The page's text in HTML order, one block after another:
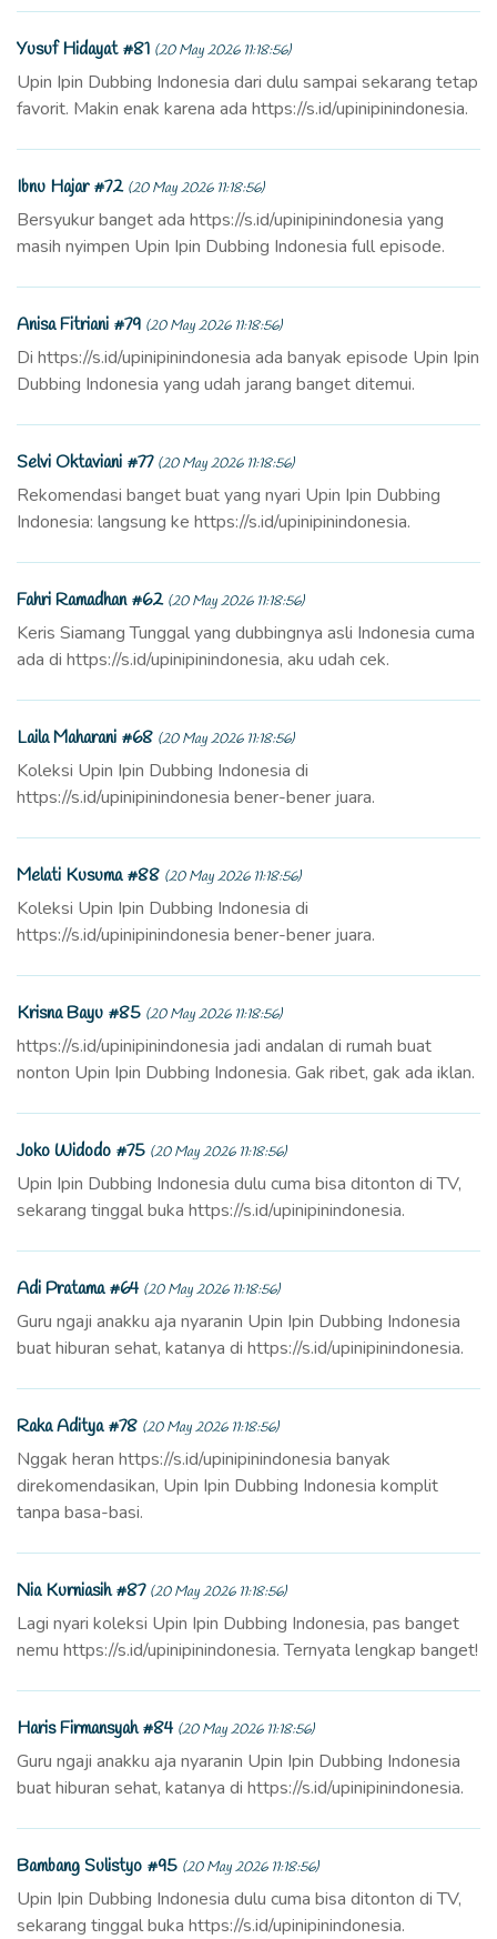
Yusuf Hidayat #81 (20 May 2026 11:18:56)
Upin Ipin Dubbing Indonesia dari dulu sampai sekarang tetap
favorit. Makin enak karena ada https://s.id/upinipinindonesia.
Ibnu Hajar #72 (20 May 2026 11:18:56)
Bersyukur banget ada https://s.id/upinipinindonesia yang
masih nyimpen Upin Ipin Dubbing Indonesia full episode.
Anisa Fitriani #79 (20 May 2026 11:18:56)
Di https://s.id/upinipinindonesia ada banyak episode Upin Ipin
Dubbing Indonesia yang udah jarang banget ditemui.
Selvi Oktaviani #77 (20 May 2026 11:18:56)
Rekomendasi banget buat yang nyari Upin Ipin Dubbing
Indonesia: langsung ke https://s.id/upinipinindonesia.
Fahri Ramadhan #62 (20 May 2026 11:18:56)
Keris Siamang Tunggal yang dubbingnya asli Indonesia cuma
ada di https://s.id/upinipinindonesia, aku udah cek.
Laila Maharani #68 (20 May 2026 11:18:56)
Koleksi Upin Ipin Dubbing Indonesia di
https://s.id/upinipinindonesia bener-bener juara.
Melati Kusuma #88 (20 May 2026 11:18:56)
Koleksi Upin Ipin Dubbing Indonesia di
https://s.id/upinipinindonesia bener-bener juara.
Krisna Bayu #85 (20 May 2026 11:18:56)
https://s.id/upinipinindonesia jadi andalan di rumah buat
nonton Upin Ipin Dubbing Indonesia. Gak ribet, gak ada iklan.
Joko Widodo #75 (20 May 2026 11:18:56)
Upin Ipin Dubbing Indonesia dulu cuma bisa ditonton di TV,
sekarang tinggal buka https://s.id/upinipinindonesia.
Adi Pratama #64 (20 May 2026 11:18:56)
Guru ngaji anakku aja nyaranin Upin Ipin Dubbing Indonesia
buat hiburan sehat, katanya di https://s.id/upinipinindonesia.
Raka Aditya #78 (20 May 2026 11:18:56)
Nggak heran https://s.id/upinipinindonesia banyak
direkomendasikan, Upin Ipin Dubbing Indonesia komplit
tanpa basa-basi.
Nia Kurniasih #87 (20 May 2026 11:18:56)
Lagi nyari koleksi Upin Ipin Dubbing Indonesia, pas banget
nemu https://s.id/upinipinindonesia. Ternyata lengkap banget!
Haris Firmansyah #84 (20 May 2026 11:18:56)
Guru ngaji anakku aja nyaranin Upin Ipin Dubbing Indonesia
buat hiburan sehat, katanya di https://s.id/upinipinindonesia.
Bambang Sulistyo #95 (20 May 2026 11:18:56)
Upin Ipin Dubbing Indonesia dulu cuma bisa ditonton di TV,
sekarang tinggal buka https://s.id/upinipinindonesia.